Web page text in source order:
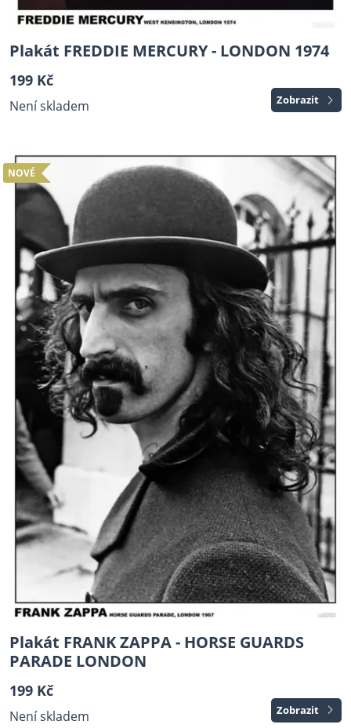
Plakát FREDDIE MERCURY - LONDON 1974
199 Kč
Není skladem Zobrazit
NOVÉ
Plakát FRANK ZAPPA - HORSE GUARDS
PARADE LONDON
199 Kč
Není skladem Zobrazit